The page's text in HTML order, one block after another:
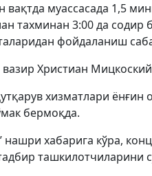
вақтда муассасада 1,5
тахминан 3:00 да содир
фойдаланиш
Христиан
хизматлари
бермоқда.
хабарига кўра,
ташкилотчиларини